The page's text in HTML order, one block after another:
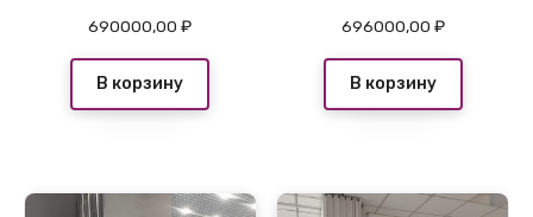
690000,00₽
В корзину
696000,00 ₽
В корзину